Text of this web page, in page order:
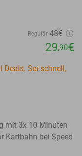
Regulär 48€
29,90€
Sei schnell,
mit 3x 10 Minuten
Kartbahn bei Speed